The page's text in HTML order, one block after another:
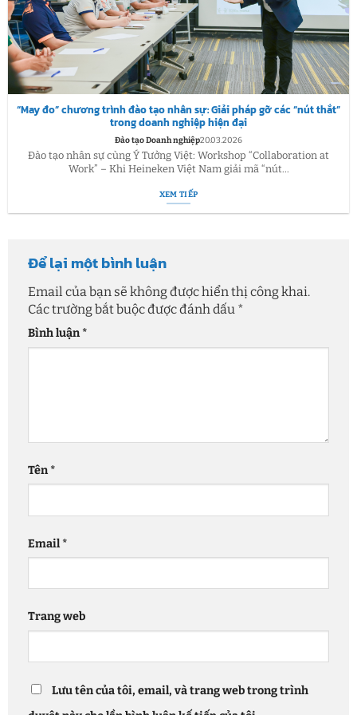
“May đo” chương trình đào tạo nhân sự: Giải pháp gỡ các “nút thắt”
trong doanh nghiệp hiện đại
Đào tạo Doanh nghiệp20.03.2026
Đào tạo nhân sự cùng Ý Tưởng Việt: Workshop “Collaboration at
Work” – Khi Heineken Việt Nam giải mã “nút...
XEM TIẾP
Để lại một bình luận
Email của bạn sẽ không được hiển thị công khai.
Các trường bắt buộc được đánh dấu *
Bình luận*
Tên*
Email*
Trang web
Lưu tên của tôi, email, và trang web trong trình